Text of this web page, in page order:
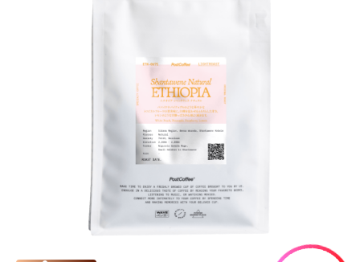
keyboard_arrow_right
ミルク・フード類